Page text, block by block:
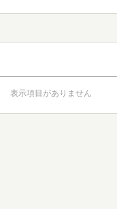
表示項目がありません